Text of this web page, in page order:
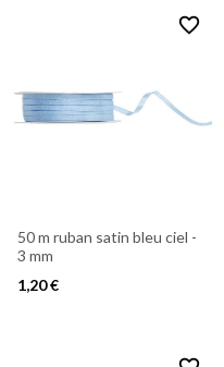
favorite_border
50 m ruban satin bleu ciel -
3 mm
1,20 €